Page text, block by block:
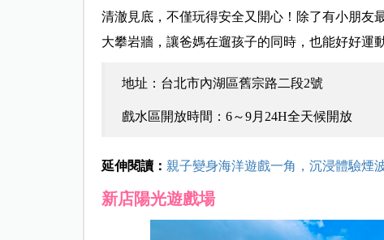
清澈見底，不僅玩得安全又開心！除了有小朋友
大攀岩牆，讓爸媽在遛孩子的同時，也能好好運
地址：台北市內湖區舊宗路二段2號
戲水區開放時間：6～9月24H全天候開放
延伸閱讀： 親子變身海洋遊戲一角，沉浸體驗煙
新店陽光遊戲場